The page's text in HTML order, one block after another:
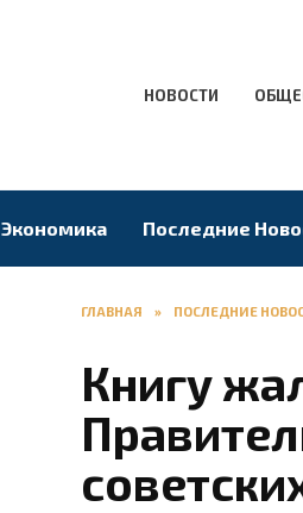
НОВОСТИ
Экономика Последние
ГЛАВНАЯ » ПОСЛЕДНИЕ
Книгу